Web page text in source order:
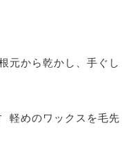
元から乾かし、手ぐし
軽めのワックスを毛先